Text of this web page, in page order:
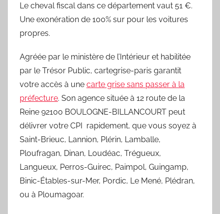
Le cheval fiscal dans ce département vaut 51 €.
Une exonération de 100% sur pour les voitures
propres.
Agréée par le ministère de l’Intérieur et habilitée
par le Trésor Public, cartegrise-paris garantit
votre accès à une carte grise sans passer à la
préfecture. Son agence située à 12 route de la
Reine 92100 BOULOGNE-BILLANCOURT peut
délivrer votre CPI rapidement, que vous soyez à
Saint-Brieuc, Lannion, Plérin, Lamballe,
Ploufragan, Dinan, Loudéac, Trégueux,
Langueux, Perros-Guirec, Paimpol, Guingamp,
Binic-Étables-sur-Mer, Pordic, Le Mené, Plédran,
ou à Ploumagoar.